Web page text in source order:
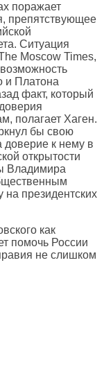
поражает
препятствующее
Ситуация
Moscow Times,
и Платона
факт, который
полагает Хаген.
бы свою
доверие к нему в
открытости
Владимира
президентских
как
помочь России
не слишком